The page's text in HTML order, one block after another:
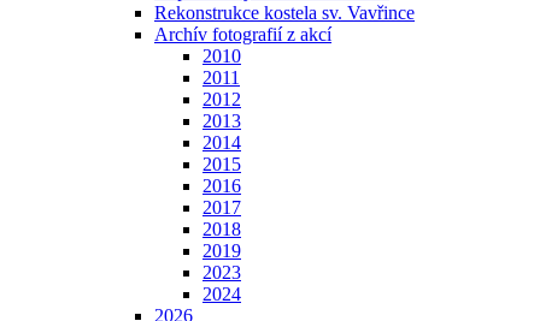
Rekonstrukce kostela sv. Vavřince
Archív fotografií z akcí
2010
2011
2012
2013
2014
2015
2016
2017
2018
2019
2023
2024
2026